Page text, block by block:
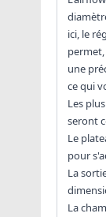
ici, le
permet,
une
ce qui
Les
seront
Le
pour
La
La